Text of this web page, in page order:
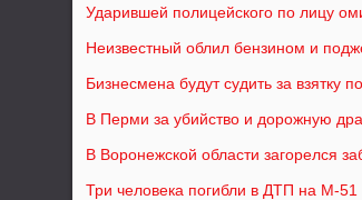
Ударившей полицейского по лицу
Неизвестный облил бензином и
Бизнесмена будут судить за взятку
В Перми за убийство и дорожную
В Воронежской области загорелся
Три человека погибли в ДТП на М-